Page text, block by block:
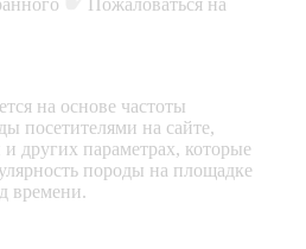
на основе частоты
посетителями на сайте,
других параметрах, которые
породы на площадке
времени.